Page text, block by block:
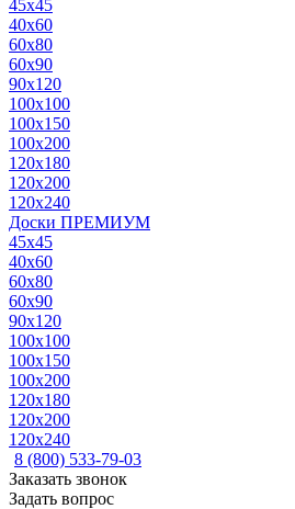
45x45
40x60
60x80
60x90
90x120
100x100
100x150
100x200
120x180
120x200
120x240
Доски ПРЕМИУМ
45x45
40x60
60x80
60x90
90x120
100x100
100x150
100x200
120x180
120x200
120x240
8 (800) 533-79-03
Заказать звонок
Задать вопрос